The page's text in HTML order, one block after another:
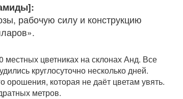
рабочую силу и конструкцию
цветниках на склонах Анд. Все
круглосуточно несколько дней.
орошения, которая не даёт цветам увять.
метров.